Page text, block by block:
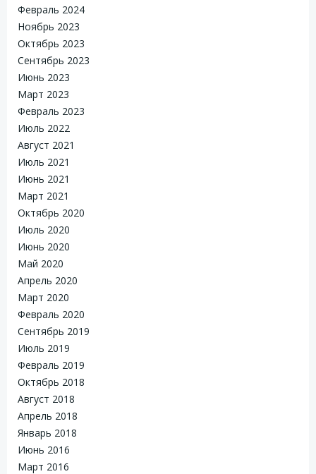
Февраль 2024
Ноябрь 2023
Октябрь 2023
Сентябрь 2023
Июнь 2023
Март 2023
Февраль 2023
Июль 2022
Август 2021
Июль 2021
Июнь 2021
Март 2021
Октябрь 2020
Июль 2020
Июнь 2020
Май 2020
Апрель 2020
Март 2020
Февраль 2020
Сентябрь 2019
Июль 2019
Февраль 2019
Октябрь 2018
Август 2018
Апрель 2018
Январь 2018
Июнь 2016
Март 2016